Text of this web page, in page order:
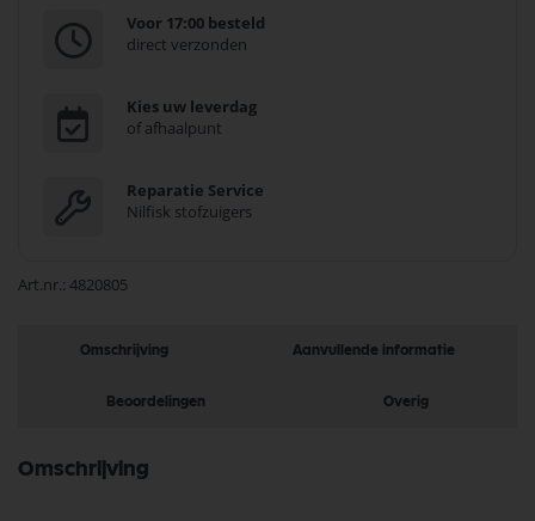
Voor 17:00 besteld
direct verzonden
Kies uw leverdag
of afhaalpunt
Reparatie Service
Nilfisk stofzuigers
Art.nr. 4820805
Omschrijving Aanvullende informatie
Beoordelingen Overig
Omschrijving